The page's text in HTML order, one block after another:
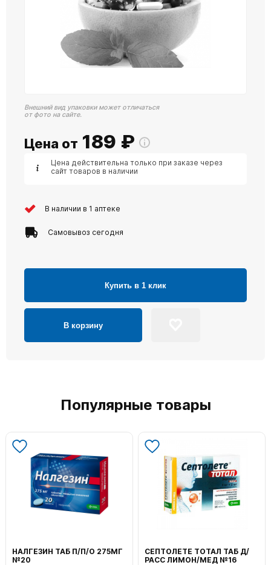
Внешний вид упаковки может отличаться
от фото на сайте.
Цена от 189 ₽
Цена действительна только при заказе через
сайт товаров в наличии
В наличии в 1 аптеке
Самовывоз сегодня
Купить в 1 клик
В корзину
Популярные товары
НАЛГЕЗИН ТАБ П/П/О 275МГ
№20
СЕПТОЛЕТЕ ТОТАЛ ТАБ Д/
РАСС ЛИМОН/МЕД №16